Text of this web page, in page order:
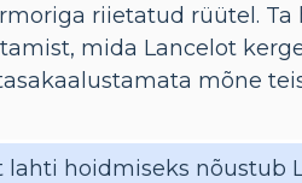
riietatud rüütel. Ta
mida Lancelot
mõne
lahti hoidmiseks nõustub